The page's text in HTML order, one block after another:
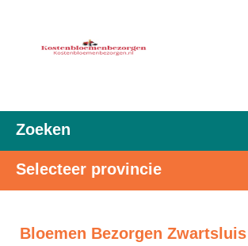
Zoeken
Selecteer provincie
Bloemen Bezorgen Zwartsluis |